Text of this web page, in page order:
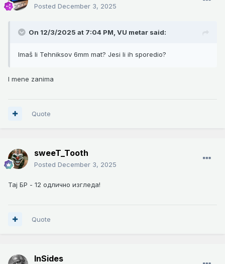
Posted December 3, 2025
On 12/3/2025 at 7:04 PM, VU metar said:
Imaš li Tehniksov 6mm mat? Jesi li ih sporedio?
I mene zanima
Quote
sweeT_Tooth
Posted December 3, 2025
Тај БР - 12 одлично изгледа!
Quote
InSides